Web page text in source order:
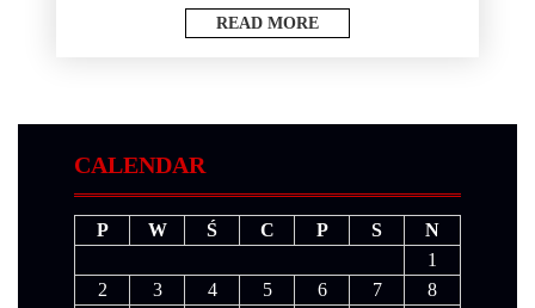
READ MORE
CALENDAR
P W Ś C P S
N
1
2
3 4 5 6 7
8